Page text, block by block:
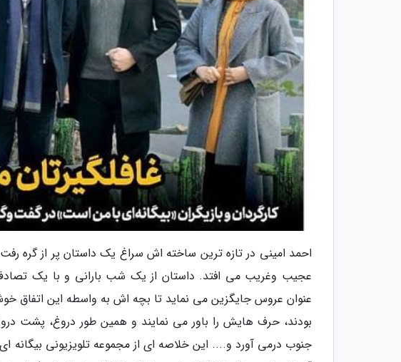
احمد امینی در تازه ترین ساخته اش سراغ یک داستان پر از گره
عجیب وغریب می افتد. داستان از یک شب بارانی و با یک
عنوان عروس جایگزین می نماید تا بچه اش به واسطه این اتفاق
بودند، حرف هایش را باور می نمایند و همین طور دروغ، پشت
جنوب درمی آورد و.... این خلاصه ای از مجموعه تلویزیونی